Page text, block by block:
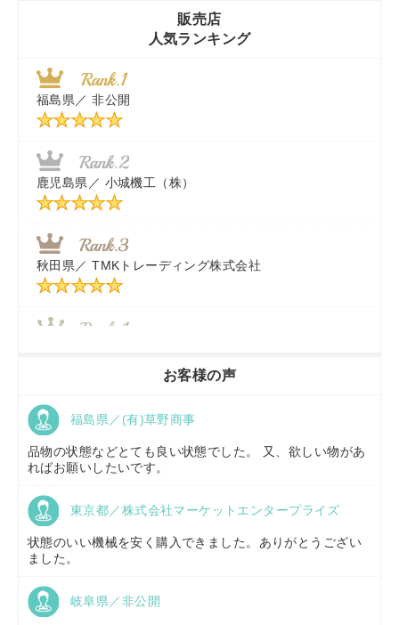
近江商事合同会社：「茨城中古農建機販売」
千葉県／ 株式会社テクノ・タカ
福岡県／株式会社カドワキ機械（旧ナカガワ農機商会）
東京都／
秋田県／ TMKトレーディング株式会社
販売店
人気ランキング
福島県／ 非公開
鹿児島県／ 小城機工（株）
秋田県／ TMKトレーディング株式会社
京都府／
福島県／(有)草野商事
山形県／株式会社ノーキステージ
お客様の声
福島県／(有)草野商事
品物の状態などとても良い状態でした。 又、欲しい物があ
ればお願いしたいです。
東京都／株式会社マーケットエンタープライズ
状態のいい機械を安く購入できました。ありがとうござい
ました。
岐阜県／非公開